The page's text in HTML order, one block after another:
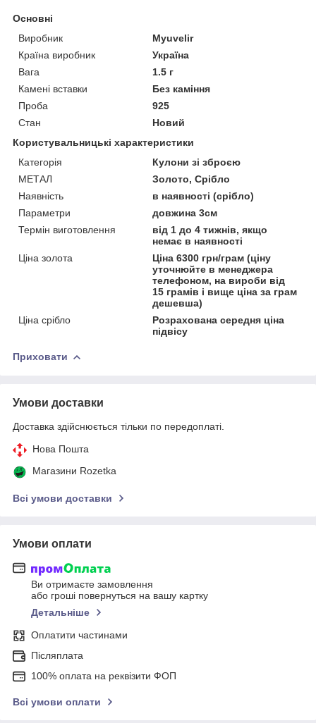
Основні
Виробник
Myuvelir
Країна виробник
Україна
Вага
1.5 г
Камені вставки
Без каміння
Проба
925
Стан
Новий
Користувальницькі характеристики
Категорія
Кулони зі зброєю
МЕТАЛ
Золото, Срібло
Наявність
в наявності (срібло)
Параметри
довжина 3см
Термін виготовлення
від 1 до 4 тижнів, якщо
немає в наявності
Ціна золота
Ціна 6300 грн/грам (ціну
уточнюйте в менеджера
телефоном, на вироби від
15 грамів і вище ціна за грам
дешевша)
Ціна срібло
Розрахована середня ціна
підвісу
Приховати
Умови доставки
Доставка здійснюється тільки по передоплаті.
Нова Пошта
Магазини Rozetka
Всі умови доставки
Умови оплати
Ви отримаєте замовлення
або гроші повернуться на вашу картку
Детальніше
Оплатити частинами
Післяплата
100% оплата на реквізити ФОП
Всі умови оплати